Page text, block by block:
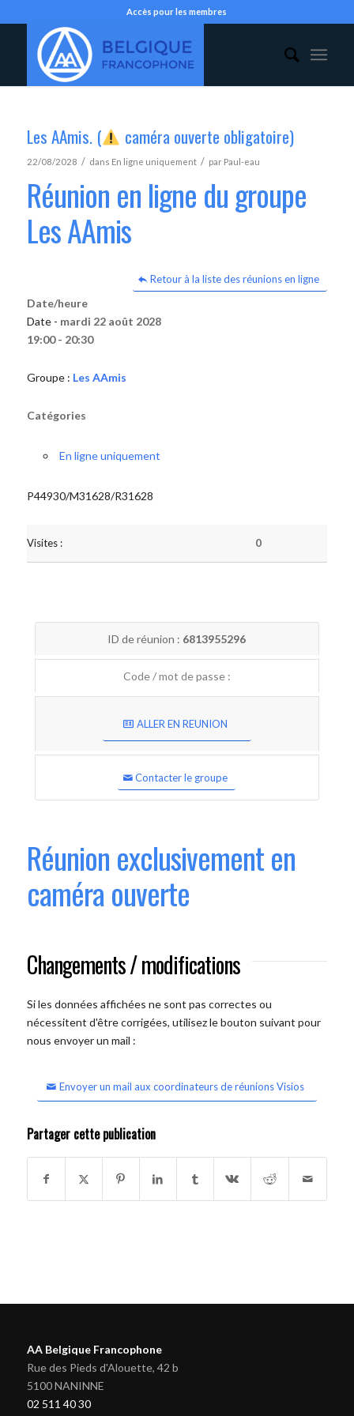
Accès pour les membres
Les AAmis. ( caméra ouverte obligatoire)
22/08/2028 / dans En ligne uniquement / par Paul-eau
Réunion en ligne du groupe
Les AAmis
Retour à la liste des réunions en ligne
Date/heure
Date - mardi 22 août 2028
19:00 - 20:30
Groupe : Les AAmis
Catégories
En ligne uniquement
P44930/M31628/R31628
Visites : 0
ID de réunion : 6813955296
Code / mot de passe :
ALLER EN REUNION
Contacter le groupe
Réunion exclusivement en
caméra ouverte
Changements / modifications
Si les données affichées ne sont pas correctes ou
nécessitent d'être corrigées, utilisez le bouton suivant pour
nous envoyer un mail :
Envoyer un mail aux coordinateurs de réunions Visios
Partager cette publication
AA Belgique Francophone
Rue des Pieds d'Alouette, 42 b
5100 NANINNE
02 511 40 30